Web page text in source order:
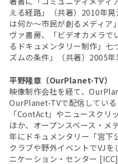
える経路」（共著）2010年
は何か～市民が創るメディア
ヴァ書房、「ビデオカメラで
るドキュメンタリー制作」七
ズムの条件」（共著）2005年
平野隆章（OurPlanet-TV）
映像制作会社を経て、
OurPlanet-TVで配信してい
「ContAct」やニュースクリ
ほか、オープンスペース・メ
年にドキュメンタリー「宮下
クラブや野外イベントでVJ
ニケーション・センター